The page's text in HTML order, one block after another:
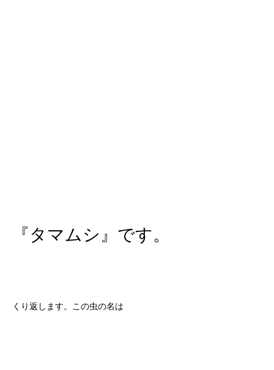
『タマムシ』です。
くり返します。この虫の名は